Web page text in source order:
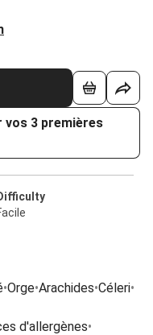
vos 3 premières
•Orge•Arachides•Céleri•
d'allergènes•